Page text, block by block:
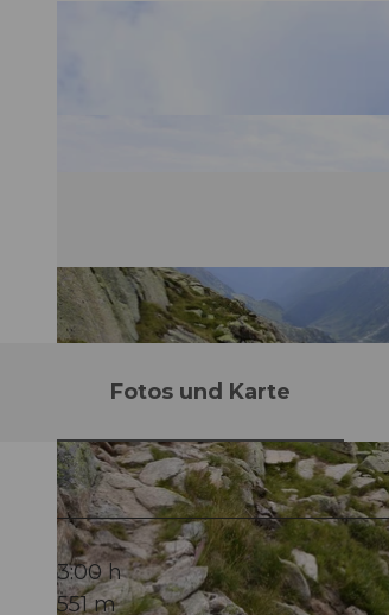
Fotos und Karte
3:00 h
551 m